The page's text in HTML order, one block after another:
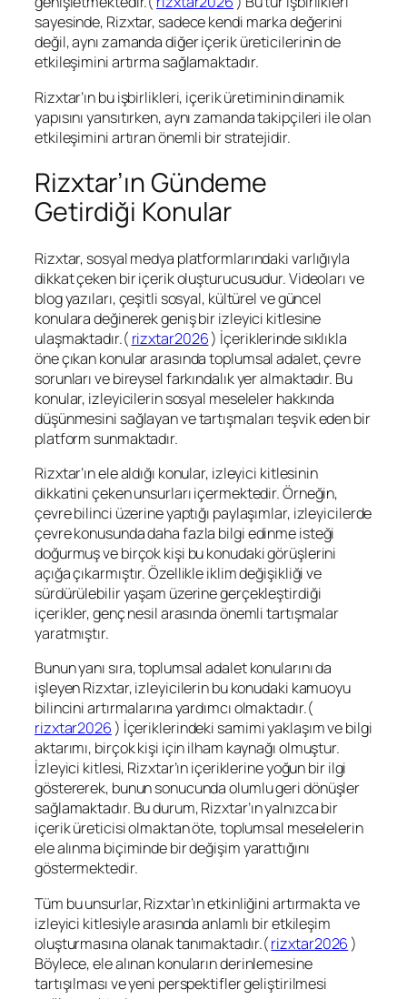
sayesinde, Rizxtar, sadece kendi marka değerini
değil, aynı zamanda diğer içerik üreticilerinin de
etkileşimini artırma sağlamaktadır.
Rizxtar’ın bu işbirlikleri, içerik üretiminin dinamik
yapısını yansıtırken, aynı zamanda takipçileri ile olan
etkileşimini artıran önemli bir stratejidir.
Rizxtar’ın Gündeme
Getirdiği Konular
Rizxtar, sosyal medya platformlarındaki varlığıyla
dikkat çeken bir içerik oluşturucusudur. Videoları ve
blog yazıları, çeşitli sosyal, kültürel ve güncel
konulara değinerek geniş bir izleyici kitlesine
ulaşmaktadır.( rizxtar2026) İçeriklerinde sıklıkla
öne çıkan konular arasında toplumsal adalet, çevre
sorunları ve bireysel farkındalık yer almaktadır. Bu
konular, izleyicilerin sosyal meseleler hakkında
düşünmesini sağlayan ve tartışmaları teşvik eden bir
platform sunmaktadır.
Rizxtar’ın ele aldığı konular, izleyici kitlesinin
dikkatini çeken unsurları içermektedir. Örneğin,
çevre bilinci üzerine yaptığı paylaşımlar, izleyicilerde
çevre konusunda daha fazla bilgi edinme isteği
doğurmuş ve birçok kişi bu konudaki görüşlerini
açığa çıkarmıştır. Özellikle iklim değişikliği ve
sürdürülebilir yaşam üzerine gerçekleştirdiği
içerikler, genç nesil arasında önemli tartışmalar
yaratmıştır.
Bunun yanı sıra, toplumsal adalet konularını da
işleyen Rizxtar, izleyicilerin bu konudaki kamuoyu
bilincini artırmalarına yardımcı olmaktadır.(
rizxtar2026 ) İçeriklerindeki samimi yaklaşım ve bilgi
aktarımı, birçok kişi için ilham kaynağı olmuştur.
İzleyici kitlesi, Rizxtar’ın içeriklerine yoğun bir ilgi
göstererek, bunun sonucunda olumlu geri dönüşler
sağlamaktadır. Bu durum, Rizxtar’ın yalnızca bir
içerik üreticisi olmaktan öte, toplumsal meselelerin
ele alınma biçiminde bir değişim yarattığını
göstermektedir.
Tüm bu unsurlar, Rizxtar’ın etkinliğini artırmakta ve
izleyici kitlesiyle arasında anlamlı bir etkileşim
oluşturmasına olanak tanımaktadır.(rizxtar2026 )
Böylece, ele alınan konuların derinlemesine
tartışılması ve yeni perspektifler geliştirilmesi